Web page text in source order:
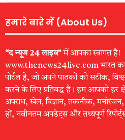
हमारे बारे में (About Us)
“द न्यूज 24 लाइव”में आपका स्वागत है!
www.thenews24live.com भारत का
पोर्टल है, जो अपने पाठकों को सटीक,
करने के लिए प्रतिबद्ध है। हम आपको हर
अपराध, खेल, विज्ञान, तकनीक, मनोरंजन,
हों, नवीनतम अपडेट्स और तथ्यपूर्ण